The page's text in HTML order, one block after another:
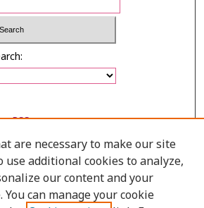
RSS
are necessary to make our site
use additional cookies to analyze,
our content and your
can manage your cookie